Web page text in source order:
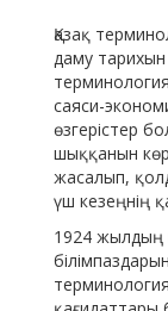
Қазақ
даму
саяси-
өзгерістер
шыққанын
жасалып,
үш кезеңнің
1924 жылдың